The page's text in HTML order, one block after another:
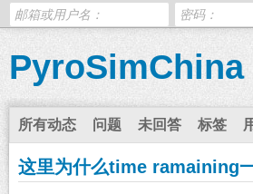
PyroSimChina
所有动态 问题 未回答 标签
这里为什么time ramaining